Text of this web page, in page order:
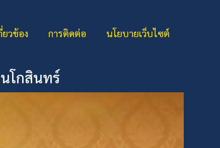
ยวข้อง การติดต่อ นโยบายเว็บไซต์
โกสินทร์